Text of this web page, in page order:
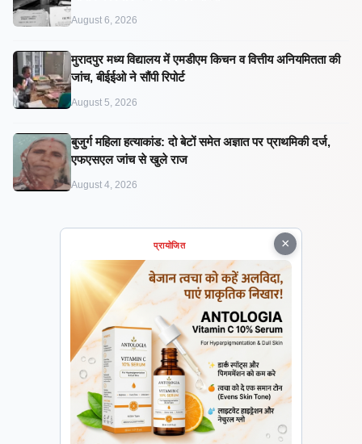
August 6, 2026
मुरादपुर मध्य विद्यालय में एमडीएम किचन व वित्तीय अनियमितता की
जांच, बीईईओ ने सौंपी रिपोर्ट
August 5, 2026
बुजुर्ग महिला हत्याकांड: दो बेटों समेत अज्ञात पर प्राथमिकी दर्ज,
एफएसएल जांच से खुले राज
August 4, 2026
×
प्रायोजित